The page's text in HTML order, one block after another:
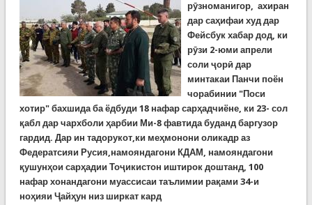
рӯзноманигор, ахиран
дар саҳифаи худ дар
Фейсбук хабар дод, ки
рӯзи 2-юми апрели
соли ҷорӣ дар
минтакаи Панчи поён
чорабинии "Поси
хотир" бахшида ба ёдбуди 18 нафар сарҳадчиёне, ки 23- сол
қабл дар чархболи ҳарбии Ми-8 фавтида буданд баргузор
гардид. Дар ин тадорукот,ки меҳмонони оликадр аз
Федератсияи Русия,намояндагони КДАМ, намояндагони
қушунҳои сарҳадии Тоҷикистон иштирок доштанд, 100
нафар хонандагони муассисаи таълимии рақами 34-и
ноҳияи Ҷайҳун низ ширкат кард